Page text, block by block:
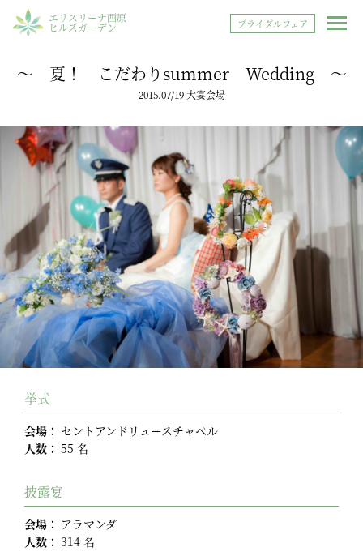
エリスリーナ西原
ヒルズガーデン ブライダルフェア
〜 夏！ こだわりsummer Wedding ～
2015.07/19 大宴会場
挙式
会場： セントアンドリュースチャペル
人数： 55 名
披露宴
会場： アラマンダ
人数： 314 名